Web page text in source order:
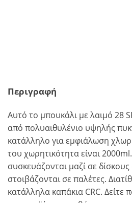
Περιγραφή
Αυτό το μπουκάλι με λαιμό 28
από πολυαιθυλένιο υψηλής
κατάλληλο για εμφιάλωση
του χωρητικότητα είναι
συσκευάζονται μαζί σε
στοιβάζονται σε παλέτες.
κατάλληλα καπάκια CRC. Δείτε